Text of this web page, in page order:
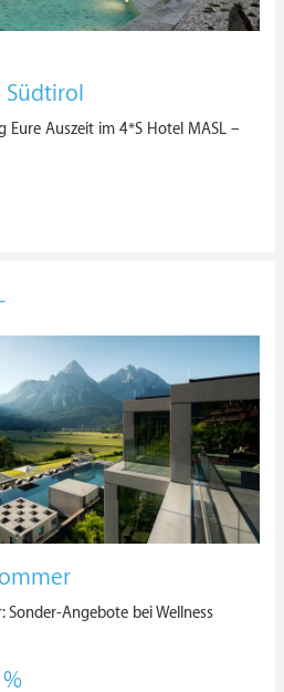
Südtirol
Eure Auszeit im 4*S Hotel MASL –
Sonder-Angebote bei Wellness